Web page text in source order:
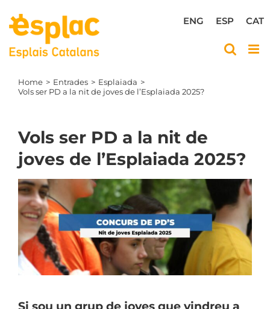
content
CAT
ESP
ENG
Home Entrades
Esplaiada
Vols ser PD a la nit de joves de l’Esplaiada 2025?
Vols ser PD a la nit de
joves de l’Esplaiada 2025?
View
Larger
Image
Si sou un grup de joves que vindreu a